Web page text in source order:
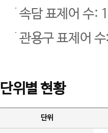
속담 표제어 수:
관용구 표제어
단위별 현황
단위